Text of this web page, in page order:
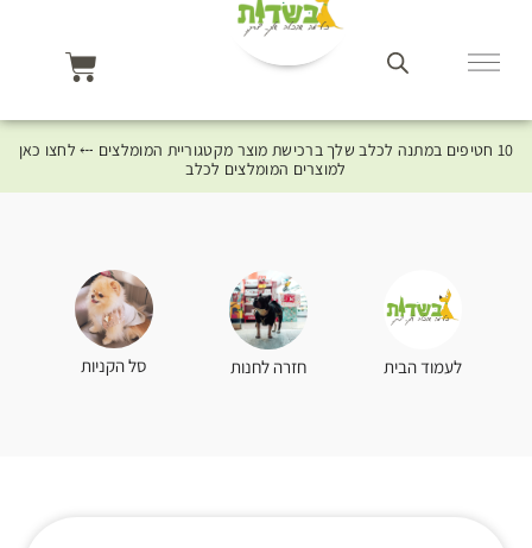
10 חטיפים במתנה לכלב שלך ברכישת מוצר מקטגוריית המומלצים ⤎ לחצו כאן
למוצרים המומלצים לכלב
לעמוד הבית חזרה לחנות סל הקניות